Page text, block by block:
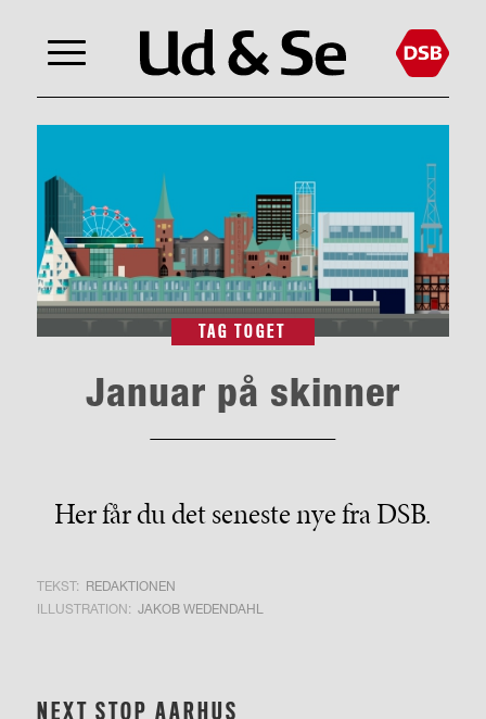
TAG TOGET
Januar på skinner
Her får du det seneste nye fra DSB.
TEKST: REDAKTIONEN
ILLUSTRATION: JAKOB WEDENDAHL
NEXT STOP AARHUS